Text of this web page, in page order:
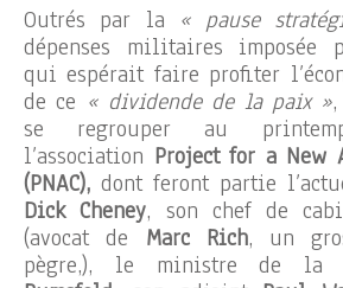
Outrés par la « pause
dépenses militaires
qui espérait faire profiter
de ce « dividende de la paix »
se regrouper au
l’association Project for a New
(PNAC), dont feront partie
Dick Cheney, son chef de
(avocat de Marc Rich, un
pègre,), le ministre de la